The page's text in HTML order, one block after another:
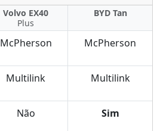
Volvo EX40
Plus
BYD Tan
McPherson McPherson
Multilink Multilink
Não Sim